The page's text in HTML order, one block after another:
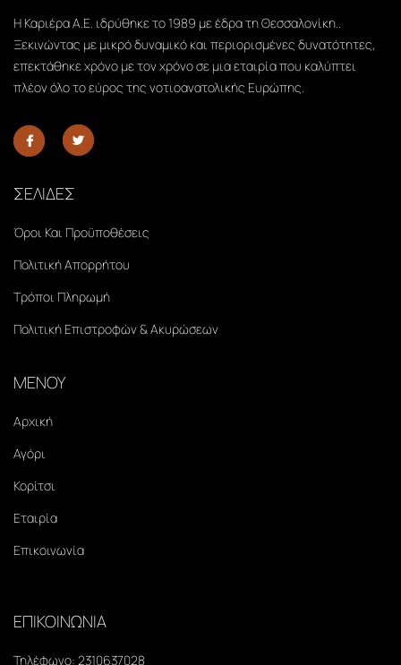
Η Καριέρα Α.Ε. ιδρύθηκε το 1989 με έδρα τη Θεσσαλονίκη..
Ξεκινώντας με μικρό δυναμικό και περιορισμένες δυνατότητες,
επεκτάθηκε χρόνο με τον χρόνο σε μια εταιρία που καλύπτει
πλέον όλο το εύρος της νοτιοανατολικής Ευρώπης.
ΣΕΛΙΔΕΣ
Όροι Και Προϋποθέσεις
Πολιτική Απορρήτου
Τρόποι Πληρωμή
Πολιτική Επιστροφών & Ακυρώσεων
ΜΕΝΟΥ
Αρχική
Αγόρι
Κορίτσι
Εταιρία
Επικοινωνία
ΕΠΙΚΟΙΝΩΝΙΑ
Τηλέφωνο: 2310637028